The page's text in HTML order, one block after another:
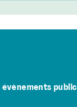
évènements